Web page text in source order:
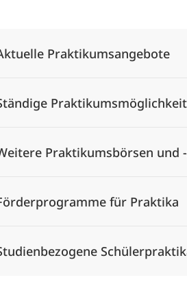
Praktikumsangebote
Praktikumsbörsen und
für Praktika